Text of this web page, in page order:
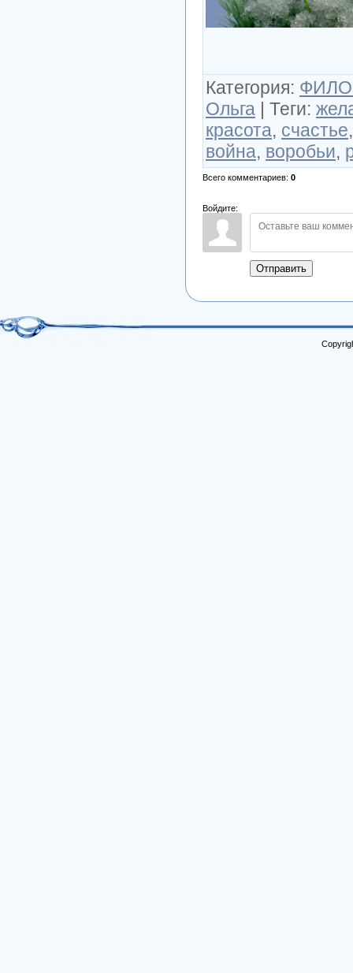
Категория:
Ольга | Теги:
красота, счастье
война, воробьи,
Всего комментариев: 0
Войдите:
Отправить